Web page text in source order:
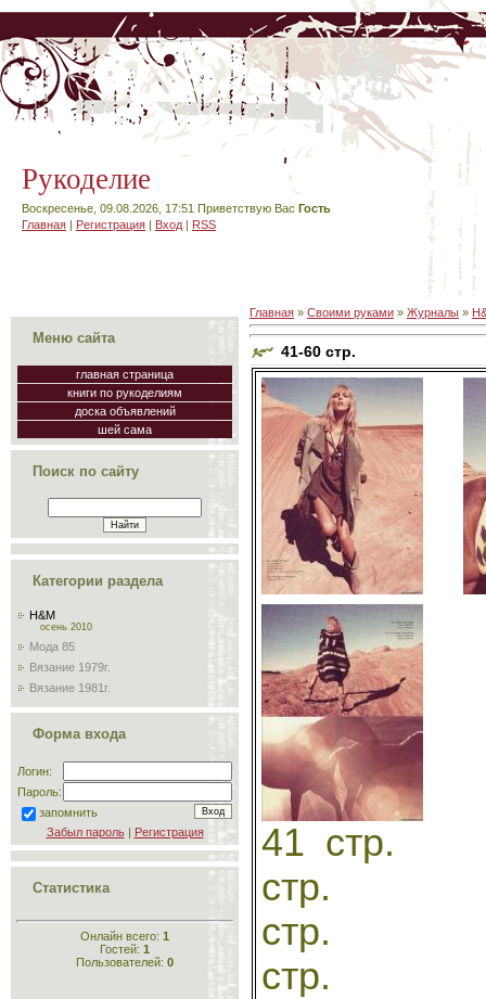
Рукоделие
Воскресенье, 09.08.2026, 17:51 Приветствую Вас Гость
Главная | Регистрация | Вход | RSS
Меню сайта
главная страница
книги по рукоделиям
доска объявлений
шей сама
Поиск по сайту
Категории раздела
H&M
осень 2010
Мода 85
Вязание 1979г.
Вязание 1981г.
Форма входа
Логин:
Пароль:
запомнить
Забыл пароль| Регистрация
Статистика
Онлайн всего: 1
Гостей: 1
Пользователей: 0
Главная » Своими руками » Журналы »
41-60 стр.
41
стр.